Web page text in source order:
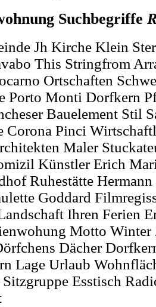
Suchbegriffe
Jh Kirche Klein
This Stringfrom
Ortschaften
Porto Monti Dorfkern
Bauelement Stil
Corona Pinci
Maler
Künstler Erich
Ruhestätte Hermann
Goddard
Ihren Ferien
Motto
Dächer
Lage Urlaub
Esstisch